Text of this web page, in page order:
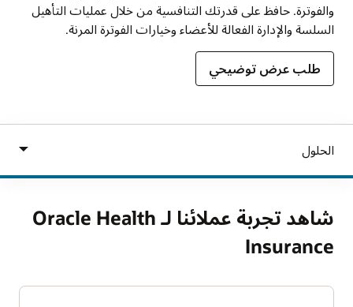
والفوترة. حافظ على قدرتك التنافسية من خلال عمليات التأهيل
السلسة والإدارة الفعالة للأعضاء وخيارات الفوترة المرنة.
طلب عرض توضيحي
شاهد تجربة عملائنا لـ Oracle Health
Insurance